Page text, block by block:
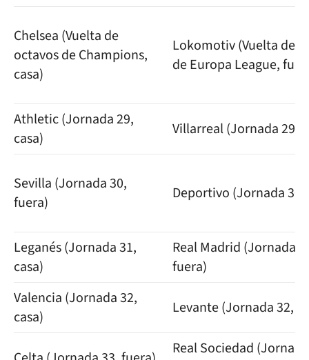
Chelsea (Vuelta de
octavos de Champions,
casa)
Lokomotiv (Vuelta de
de Europa League,
Athletic (Jornada 29,
casa)
Villarreal (Jornada 29,
Sevilla (Jornada 30,
fuera)
Deportivo (Jornada 30,
Leganés (Jornada 31,
casa)
Real Madrid (Jornada
fuera)
Valencia (Jornada 32,
casa)
Levante (Jornada 32,
Real Sociedad